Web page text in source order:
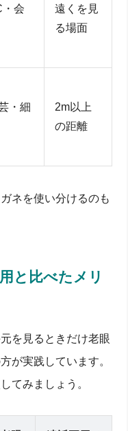
・会
遠くを見
る場面
・細
2m以上
の距離
ネを使い分けるのも
と比べたメリ
を見るときだけ老眼
が実践しています。
てみましょう。